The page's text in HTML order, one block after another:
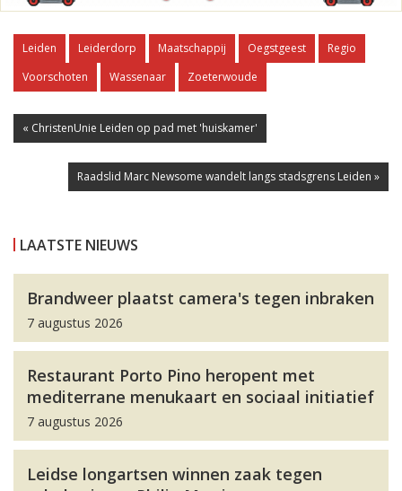
Leiden Leiderdorp Maatschappij Oegstgeest
Regio
Voorschoten
Wassenaar Zoeterwoude
« ChristenUnie Leiden op pad met 'huiskamer'
Raadslid Marc Newsome wandelt langs stadsgrens Leiden »
LAATSTE NIEUWS
Brandweer plaatst camera's tegen inbraken
7 augustus 2026
Restaurant Porto Pino heropent met
mediterrane menukaart en sociaal initiatief
7 augustus 2026
Leidse longartsen winnen zaak tegen